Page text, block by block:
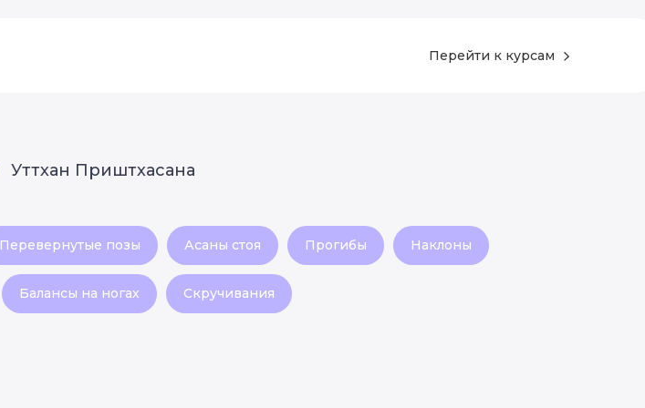
Перейти к курсам
Уттхан Приштхасана
Перевернутые позы Асаны стоя Прогибы Наклоны
Балансы на ногах Скручивания